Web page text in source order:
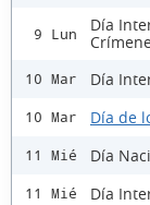
9 Lun
Día
10 Mar Día
10 Mar Día de
11 Mié Día
11 Mié Día